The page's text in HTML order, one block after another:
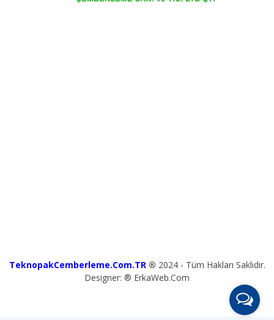
TeknopakCemberleme.Com.TR ® 2024 - Tüm Hakları Saklıdır.
Designer: ® ErkaWeb.Com